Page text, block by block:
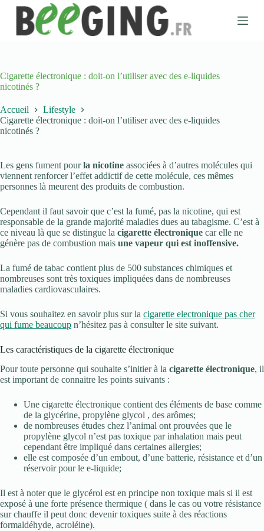
a
u
o
n
t
Cigarette électronique : doit-on l’utiliser avec des e-liquides
nicotinés ?
Accueil
Lifestyle
Cigarette électronique : doit-on l’utiliser avec des e-liquides
nicotinés ?
Les gens fument pourla nicotine associées à d’autres molécules qui
viennent renforcer l’effet addictif de cette molécule, ces mêmes
personnes là meurent des produits de combustion.
Cependant il faut savoir que c’est la fumé, pas la nicotine, qui est
responsable de la grande majorité maladies dues au tabagisme. C’est à
ce niveau là que se distingue la cigarette électronique car elle ne
génère pas de combustion mais une vapeur qui est inoffensive.
La fumé de tabac contient plus de 500 substances chimiques et
nombreuses sont très toxiques impliquées dans de nombreuses
maladies cardiovasculaires.
Si vous souhaitez en savoir plus sur la cigarette electronique pas cher
qui fume beaucoup n’hésitez pas à consulter le site suivant.
Les caractéristiques de la cigarette électronique
Pour toute personne qui souhaite s’initier à la cigarette électronique, il
est important de connaitre les points suivants :
Une cigarette électronique contient des éléments de base comme
de la glycérine, propylène glycol , des arômes;
de nombreuses études chez l’animal ont prouvées que le
propylène glycol n’est pas toxique par inhalation mais peut
cependant être impliqué dans certaines allergies;
elle est composée d’un embout, d’une batterie, résistance et d’un
réservoir pour le e-liquide;
Il est à noter que le glycérol est en principe non toxique mais si il est
exposé à une forte présence thermique ( dans le cas ou votre résistance
sur chauffe il peut donc devenir toxiques suite à des réactions
formaldéhyde, acroléine).